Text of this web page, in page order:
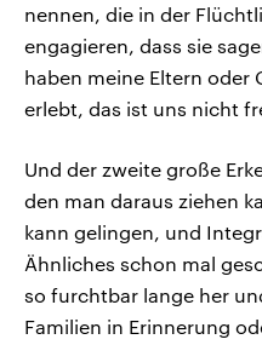
nennen, die in der
engagieren, dass sie
haben meine Eltern oder
erlebt, das ist uns nicht
Und der zweite große
den man daraus ziehen
kann gelingen, und
Ähnliches schon mal
so furchtbar lange her
Familien in Erinnerung